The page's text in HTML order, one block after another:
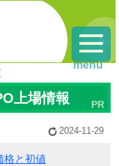
上場情報
2024-11-29
格と初値
menu